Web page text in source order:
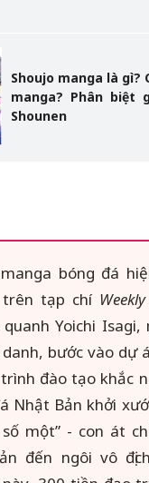
Shoujo manga là gì?
manga? Phân biệt
Shounen
bóng đá
tạp chí
quanh Yoichi
bước vào dự
đào tạo khắc
Nhật Bản khởi
một” - con át
đến ngôi vô